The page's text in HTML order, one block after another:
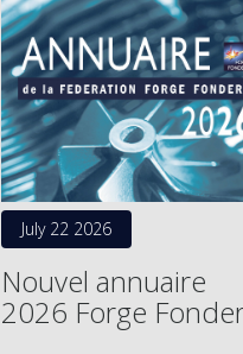
July 22 2026
Nouvel annuaire
2026 Forge